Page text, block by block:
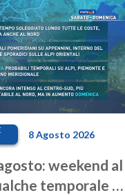
8 Agosto 2026
weekend al
temporale e